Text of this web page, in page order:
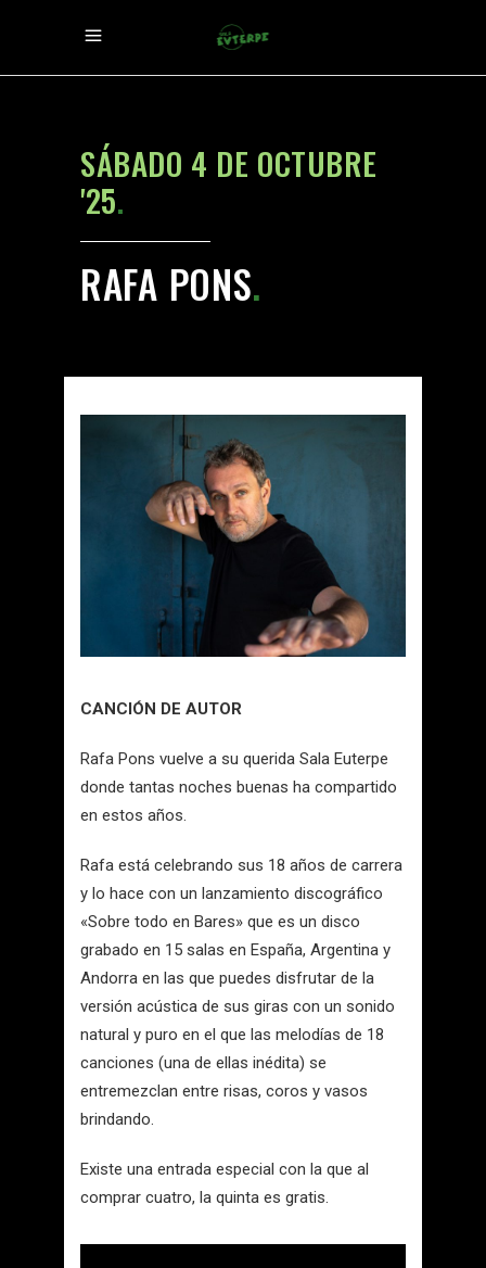
SÁBADO 4 DE OCTUBRE
'25.
RAFA PONS.
CANCIÓN DE AUTOR
Rafa Pons vuelve a su querida Sala Euterpe
donde tantas noches buenas ha compartido
en estos años.
Rafa está celebrando sus 18 años de carrera
y lo hace con un lanzamiento discográfico
«Sobre todo en Bares» que es un disco
grabado en 15 salas en España, Argentina y
Andorra en las que puedes disfrutar de la
versión acústica de sus giras con un sonido
natural y puro en el que las melodías de 18
canciones (una de ellas inédita) se
entremezclan entre risas, coros y vasos
brindando.
Existe una entrada especial con la que al
comprar cuatro, la quinta es gratis.